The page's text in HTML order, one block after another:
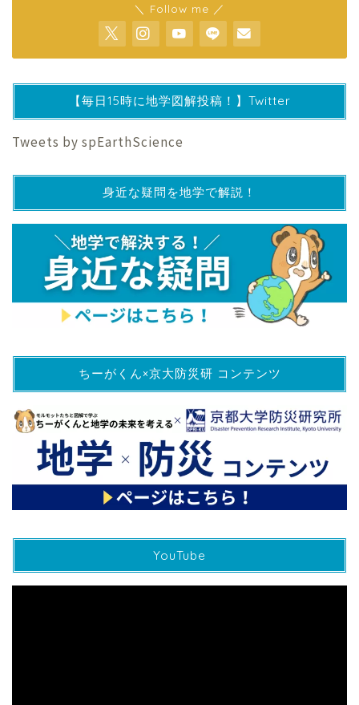
＼ Follow me ／
【毎日15時に地学図解投稿！】Twitter
Tweets by spEarthScience
身近な疑問を地学で解説！
ちーがくん×京大防災研 コンテンツ
YouTube